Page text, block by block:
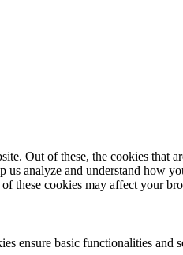
Out of these, the cookies that
analyze and understand how
these cookies may affect your
ensure basic functionalities and